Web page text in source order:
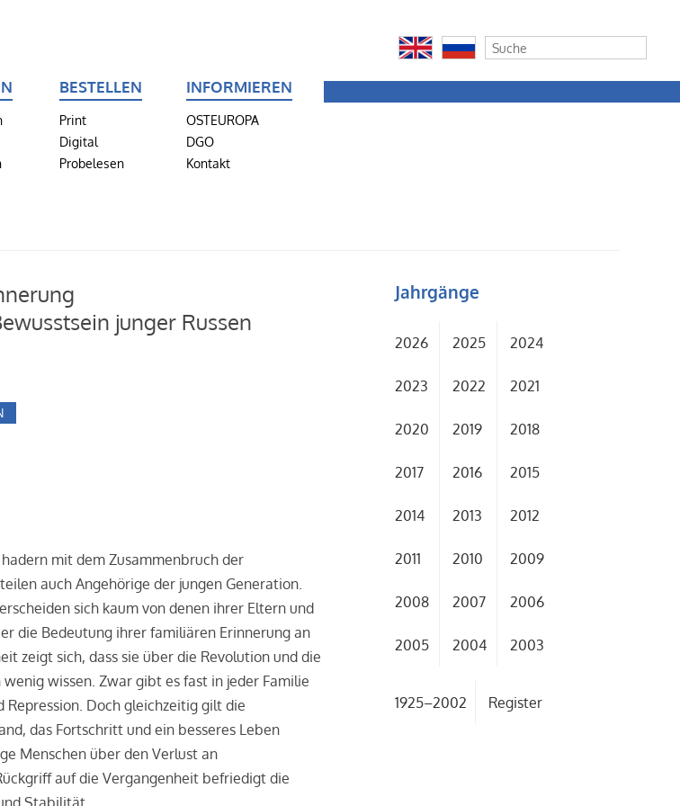
BESTELLEN
Print
Digital
Probelesen
INFORMIEREN
OSTEUROPA
DGO
Kontakt
junger Russen
mit dem Zusammenbruch der
auch Angehörige der jungen Generation.
sich kaum von denen ihrer Eltern und
die Bedeutung ihrer familiären Erinnerung an
zeigt sich, dass sie über die Revolution und die
wissen. Zwar gibt es fast in jeder Familie
Repression. Doch gleichzeitig gilt die
das Fortschritt und ein besseres Leben
Menschen über den Verlust an
auf die Vergangenheit befriedigt die
Jahrgänge
2026 2025 2024
2023 2022 2021
2020 2019 2018
2017 2016 2015
2014 2013 2012
2011 2010 2009
2008 2007 2006
2005 2004 2003
1925–2002 Register